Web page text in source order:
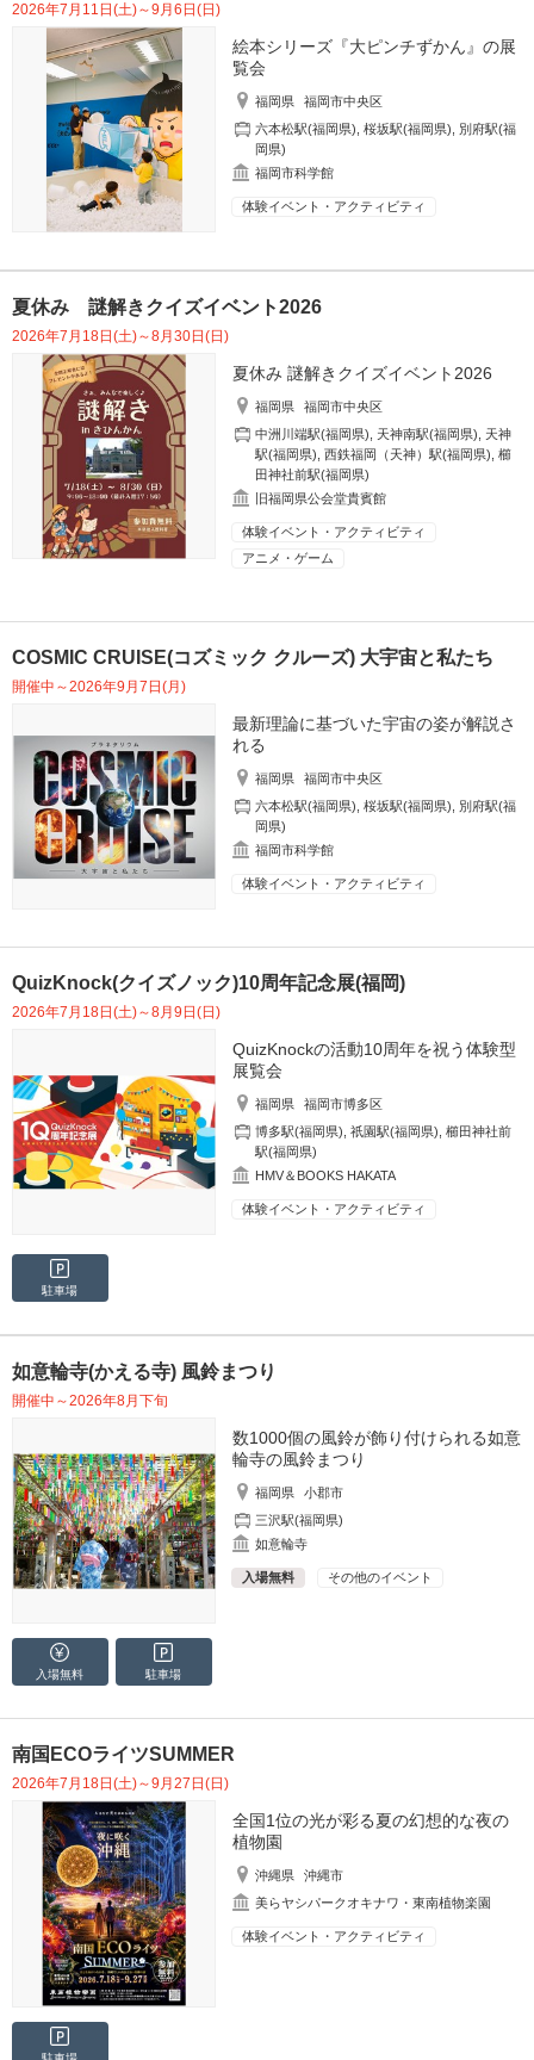
2026年7月11日(土)～9月6日(日)
絵本シリーズ『大ピンチずかん』の展
覧会
福岡県
福岡市中央区
六本松駅(福岡県) ,桜坂駅(福岡県)
別府駅(福
岡県)
福岡市科学館
体験イベント・アクティビティ
夏休み 謎解きクイズイベント2026
2026年7月18日(土)～8月30日(日)
夏休み 謎解きクイズイベント2026
福岡県
福岡市中央区
中洲川端駅(福岡県)
天神南駅(福岡県)
天神
駅(福岡県) ,西鉄福岡（天神）駅(福岡県) ,櫛
田神社前駅(福岡県)
旧福岡県公会堂貴賓館
体験イベント・アクティビティ
アニメ・ゲーム
COSMIC CRUISE(コズミック クルーズ) 大宇宙と私たち
開催中～2026年9月7日(月)
最新理論に基づいた宇宙の姿が解説さ
れる
福岡県
福岡市中央区
六本松駅(福岡県) ,桜坂駅(福岡県)
別府駅(福
岡県)
福岡市科学館
体験イベント・アクティビティ
QuizKnock(クイズノック)10周年記念展(福岡)
2026年7月18日(土)～8月9日(日)
QuizKnockの活動10周年を祝う体験型
展覧会
福岡県
福岡市博多区
博多駅(福岡県) ,祇園駅(福岡県) ,櫛田神社前
駅(福岡県)
HMV＆BOOKS HAKATA
体験イベント・アクティビティ
駐車場
如意輪寺(かえる寺) 風鈴まつり
開催中～2026年8月下旬
数1000個の風鈴が飾り付けられる如意
輪寺の風鈴まつり
福岡県
小郡市
三沢駅(福岡県)
如意輪寺
入場無料 その他のイベント
入場無料 駐車場
南国ECOライツSUMMER
2026年7月18日(土)～9月27日(日)
全国1位の光が彩る夏の幻想的な夜の
植物園
沖縄県
沖縄市
美らヤシパークオキナワ・東南植物楽園
体験イベント・アクティビティ